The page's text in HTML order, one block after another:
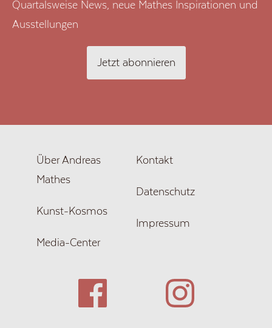
Quartalsweise News, neue Mathes Inspirationen und
Ausstellungen
Jetzt abonnieren
Über Andreas
Mathes
Kunst-Kosmos
Media-Center
Kontakt
Datenschutz
Impressum